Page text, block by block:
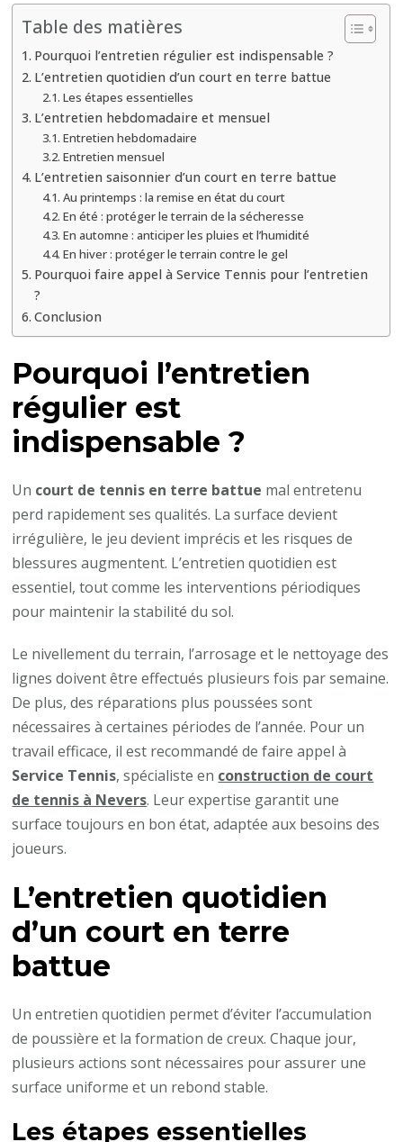
?
Table des matières
Pourquoi l’entretien régulier est indispensable ?
L’entretien quotidien d’un court en terre battue
Les étapes essentielles
L’entretien hebdomadaire et mensuel
Entretien hebdomadaire
Entretien mensuel
L’entretien saisonnier d’un court en terre battue
Au printemps : la remise en état du court
En été : protéger le terrain de la sécheresse
En automne : anticiper les pluies et l’humidité
En hiver : protéger le terrain contre le gel
Pourquoi faire appel à Service Tennis pour l’entretien
?
Conclusion
Pourquoi l’entretien
régulier est
indispensable ?
Un court de tennis en terre battue mal entretenu
perd rapidement ses qualités. La surface devient
irrégulière, le jeu devient imprécis et les risques de
blessures augmentent. L’entretien quotidien est
essentiel, tout comme les interventions périodiques
pour maintenir la stabilité du sol.
Le nivellement du terrain, l’arrosage et le nettoyage des
lignes doivent être effectués plusieurs fois par semaine.
De plus, des réparations plus poussées sont
nécessaires à certaines périodes de l’année. Pour un
travail efficace, il est recommandé de faire appel à
Service Tennis, spécialiste en construction de court
de tennis à Nevers. Leur expertise garantit une
surface toujours en bon état, adaptée aux besoins des
joueurs.
L’entretien quotidien
d’un court en terre
battue
Un entretien quotidien permet d’éviter l’accumulation
de poussière et la formation de creux. Chaque jour,
plusieurs actions sont nécessaires pour assurer une
surface uniforme et un rebond stable.
Les étapes essentielles